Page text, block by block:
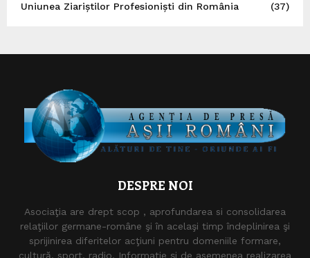
Uniunea Ziariștilor Profesioniști din România
(37)
DESPRE NOI
Asociaţia are drept scop , aprofundarea si consolidarea
relaţiilor germane-române şi în acelaşi timp îndeplinirea şi
sprijinirea diferitelor acţiuni pentru domeniile formare,
cultură, sport, radio, Informaţie şi de asemenea realizarea